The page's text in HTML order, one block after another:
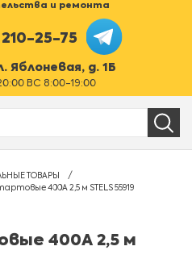
и ремонта
25-75
Яблоневая, д. 1Б
ВС 8:00-19:00
ТОВАРЫ
400А 2,5 м STELS 55919
400А 2,5 м